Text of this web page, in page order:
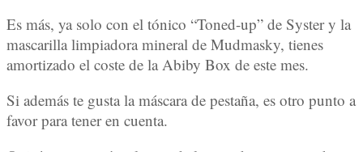
Es más, ya solo con el tónico “Toned-up” de Syster y la
mascarilla limpiadora mineral de Mudmasky, tienes
amortizado el coste de la Abiby Box de este mes.
Si además te gusta la máscara de pestaña, es otro punto a
favor para tener en cuenta.